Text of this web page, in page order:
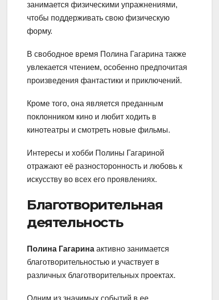
занимается физическими упражнениями,
чтобы поддерживать свою физическую
форму.
В свободное время Полина Гагарина также
увлекается чтением, особенно предпочитая
произведения фантастики и приключений.
Кроме того, она является преданным
поклонником кино и любит ходить в
кинотеатры и смотреть новые фильмы.
Интересы и хобби Полины Гагариной
отражают её разносторонность и любовь к
искусству во всех его проявлениях.
Благотворительная
деятельность
Полина Гагарина активно занимается
благотворительностью и участвует в
различных благотворительных проектах.
Одним из значимых событий в ее